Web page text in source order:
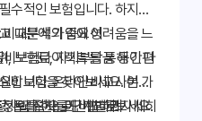
인 보험입니다. 하지만
때문에 가입에 어려움을 느
보험을 찾아보세요. 본 가
입 절차를 단계별로 자세히
교분석의 중요성
, 보험료, 자기부담금 등이 다
비교사이트
보를 한눈에 비교해보세요.
: 온라인으로 간편하게